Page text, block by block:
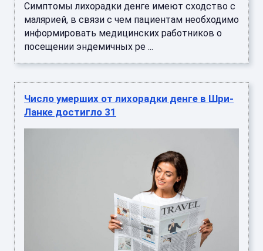
Симптомы лихорадки денге имеют сходство с
малярией, в связи с чем пациентам необходимо
информировать медицинских работников о
посещении эндемичных ре ...
Число умерших от лихорадки денге в Шри-
Ланке достигло 31